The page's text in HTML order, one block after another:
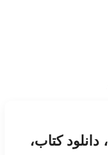
، دانلود کتاب،